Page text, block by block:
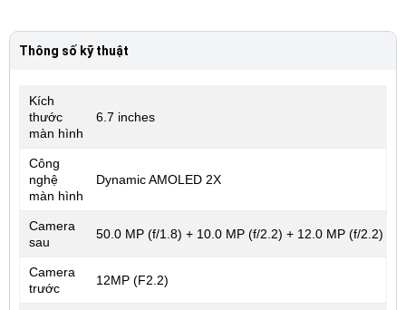
Thông số kỹ thuật
Kích
thước
màn hình
6.7 inches
Công
nghệ
màn hình
Dynamic AMOLED 2X
Camera
sau
50.0 MP (f/1.8) + 10.0 MP (f/2.2) + 12.0 MP (f/2.2)
Camera
trước
12MP (F2.2)